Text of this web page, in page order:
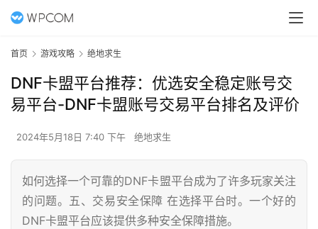
首页 游戏攻略 绝地求生
DNF卡盟平台推荐：优选安全稳定账号交
易平台-DNF卡盟账号交易平台排名及评价
2024年5月18日 7:40 下午 绝地求生
如何选择一个可靠的DNF卡盟平台成为了许多玩家关注
的问题。五、交易安全保障 在选择平台时。一个好的
DNF卡盟平台应该提供多种安全保障措施。